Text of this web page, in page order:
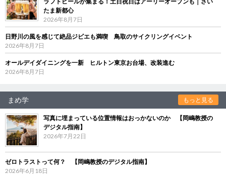
たま新都心
2026年8月7日
日野川の風を感じて絶品ジビエも満喫 鳥取のサイクリングイベント
2026年8月7日
オールデイダイニングを一新 ヒルトン東京お台場、改装進む
2026年8月7日
まめ学 もっと見る
写真に埋まっている位置情報はおっかないのか 【岡嶋教授の
デジタル指南】
2026年7月22日
ゼロトラストって何？ 【岡嶋教授のデジタル指南】
2026年6月18日